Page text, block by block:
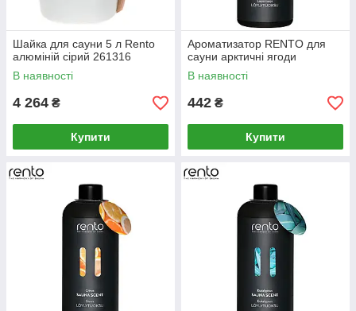
Шайка для сауни 5 л Rento
алюміній сірий 261316
В наявності
4 264 ₴
Купити
Ароматизатор RENTO для
сауни арктичні ягоди
В наявності
442 ₴
Купити